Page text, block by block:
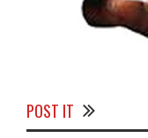
POST IT